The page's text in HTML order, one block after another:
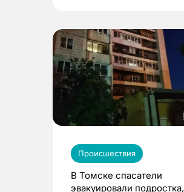
Происшествия
В Томске спасатели
эвакуировали подростка,